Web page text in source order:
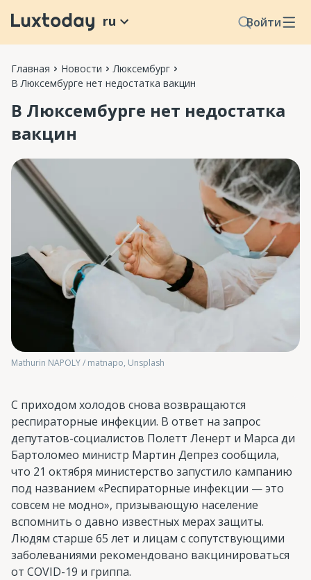
Войти
ru
Главная Новости
Люксембург
В Люксембурге нет недостатка вакцин
В Люксембурге нет недостатка
вакцин
Mathurin NAPOLY / matnapo, Unsplash
С приходом холодов снова возвращаются
респираторные инфекции. В ответ на запрос
депутатов-социалистов Полетт Ленерт и Марса ди
Бартоломео министр Мартин Депрез сообщила,
что 21 октября министерство запустило кампанию
под названием «Респираторные инфекции — это
совсем не модно», призывающую население
вспомнить о давно известных мерах защиты.
Людям старше 65 лет и лицам с сопутствующими
заболеваниями рекомендовано вакцинироваться
от COVID-19 и гриппа.